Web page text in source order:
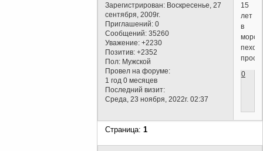
Зарегистрирован: Воскресенье, 27
сентября, 2009г.
Приглашений: 0
Сообщений: 35260
Уважение: +2230
Позитив: +2352
Пол: Мужской
Провел на форуме:
1 год 0 месяцев
Последний визит:
Среда, 23 ноября, 2022г. 02:37
15
лет
в
0
Страница:1